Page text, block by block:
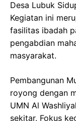
Desa Lubuk
Kegiatan ini
fasilitas ibadah
pengabdian
masyarakat.
Pembangunan
royong dengan
UMN Al
sekitar. Fokus